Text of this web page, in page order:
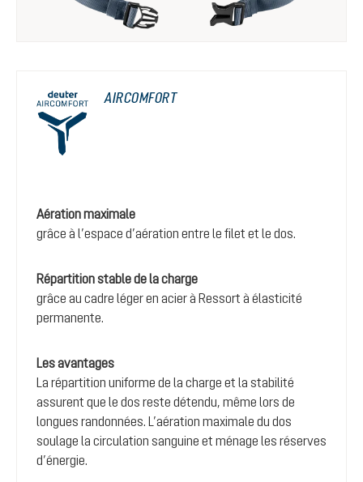
AIRCOMFORT
Aération maximale
grâce à l’espace d’aération entre le filet et le dos.
Répartition stable de la charge
grâce au cadre léger en acier à Ressort à élasticité
permanente.
Les avantages
La répartition uniforme de la charge et la stabilité
assurent que le dos reste détendu, même lors de
longues randonnées. L’aération maximale du dos
soulage la circulation sanguine et ménage les réserves
d’énergie.